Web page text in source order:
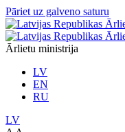
Pāriet uz galveno saturu
Ārlietu ministrija
LV
EN
RU
LV